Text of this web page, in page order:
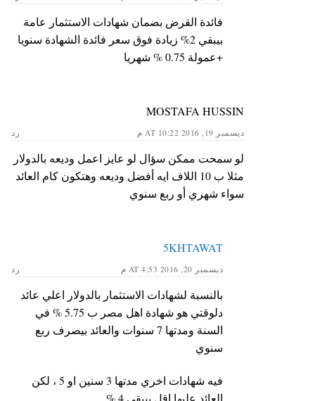
فائدة القرض بضمان شهادات الاستثمار عامة
بيبقي 2% زيادة فوق سعر فائدة الشهادة سنويا
+عمولة 0.75 % شھريا
MOSTAFA HUSSIN
ديسمبر 19, 2016 AT 10:22 م رد
لو سمحت ممكن سؤال لو عايز اعمل وديعه بالدولار
مثلا ب 10 اللاف ايه أفضل وديعه وهتكون كام العائد
سواء شهري أو ربع سنوي
5KHTAWAT
ديسمبر 20, 2016 AT 4:53 م رد
بالنسبة لشهادات الاستثمار بالدولار اعلي عائد
دلوقتي هو شهادة اهل مصر ب 5.75 % في
السنة ومدتها 7 سنوات والعائد بيصرف ربع
سنوي
فيه شهادات اخري مدتها 3 سنين او 5 ، لكن